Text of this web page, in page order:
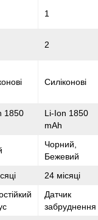
1
2
Силіконові
1850
Li-Ion 1850
mAh
Чорний,
Бежевий
24 місяці
Датчик
забруднення